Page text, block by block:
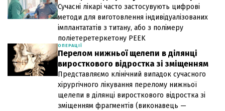
Сучасні лікарі часто застосувують цифрові
методи для виготовлення індивідуалізованих
імплантататів з титану, або з полімеру
поліетеретеркетону PEEK
ОПЕРАЦІЇ
Перелом нижньої щелепи в ділянці
виросткового відростка зі зміщенням
Представляємо клінічний випадок сучасного
хірургічного лікування перелому нижньої
щелепи в ділянці виросткового відростка зі
зміщенням фрагментів (виконавець —